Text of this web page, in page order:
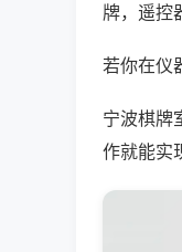
牌，遥控
若你在仪
宁波棋牌
作就能实